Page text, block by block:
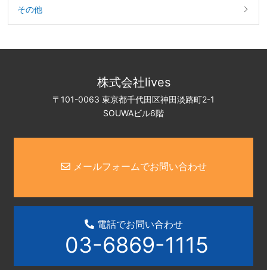
その他
株式会社lives
〒101-0063 東京都千代田区神田淡路町2-1
SOUWAビル6階
メールフォームでお問い合わせ
電話でお問い合わせ
03-6869-1115